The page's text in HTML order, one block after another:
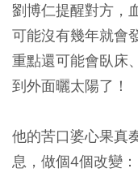
劉博仁提醒對方，
可能沒有幾年就會
重點還可能會臥床
到外面曬太陽了！
他的苦口婆心果真
息，做個4個改變：